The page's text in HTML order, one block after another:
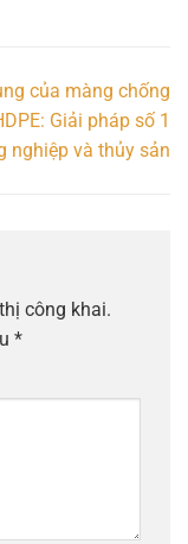
của màng chống
Giải pháp số 1
nghiệp và thủy sản
công khai.
*